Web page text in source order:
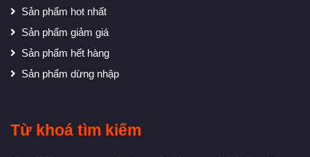
Sản phẩm hot nhất
Sản phẩm giảm giá
Sản phẩm hết hàng
Sản phẩm dừng nhập
Từ khoá tìm kiếm